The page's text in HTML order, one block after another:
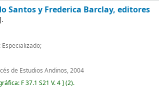
Santos y Frederica Barclay, editores
.
Especializado;
de Estudios Andinos, 2004
F 37.1 S21 V. 4 (2).